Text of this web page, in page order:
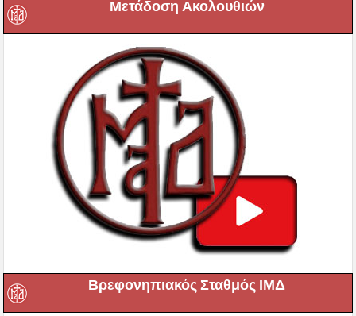
Μετάδοση Ακολουθιών
Βρεφονηπιακός Σταθμός ΙΜΔ